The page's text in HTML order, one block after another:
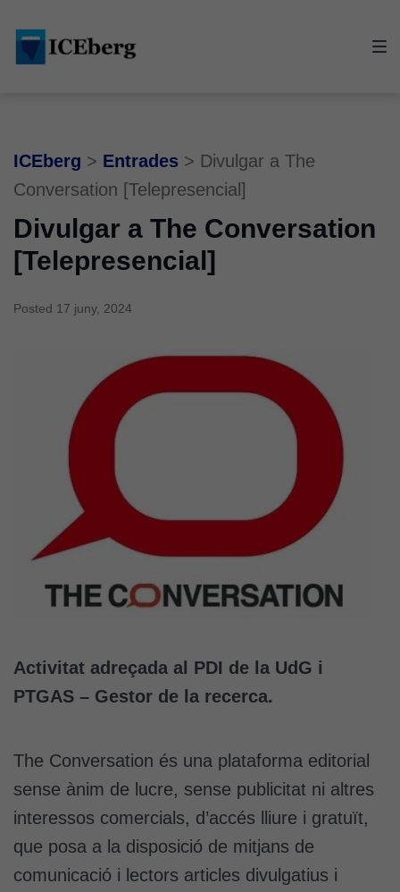
main
content
footer
ICEberg > Entrades > Divulgar a The
Conversation [Telepresencial]
Divulgar a The Conversation
[Telepresencial]
Posted 17 juny, 2024
Activitat adreçada al PDI de la UdG i
PTGAS – Gestor de la recerca.
The Conversation és una plataforma editorial
sense ànim de lucre, sense publicitat ni altres
interessos comercials, d’accés lliure i gratuït,
que posa a la disposició de mitjans de
comunicació i lectors articles divulgatius i